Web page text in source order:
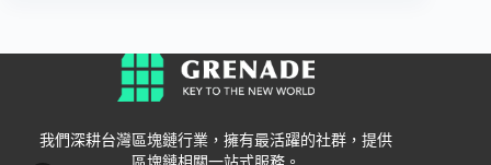
我們深耕台灣區塊鏈行業，擁有最活躍的社群，提供